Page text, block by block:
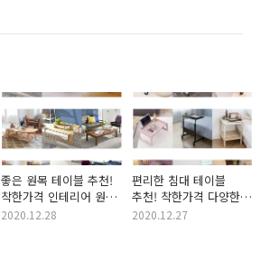
좋은 원목 테이블 추천!
착한가격 인테리어 원목
테이블 상품 목록표!
2020.12.28
편리한 침대 테이블
추천! 착한가격 다양한
침대 테이블 살펴보기!
2020.12.27